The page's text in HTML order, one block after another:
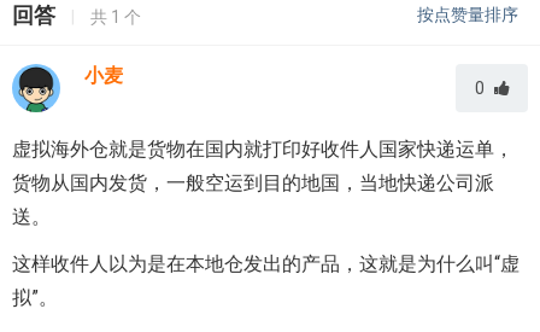
回答 | 共 1 个 按点赞量排序
小麦
0
虚拟海外仓就是货物在国内就打印好收件人国家快递运单，
货物从国内发货，一般空运到目的地国，当地快递公司派
送。
这样收件人以为是在本地仓发出的产品，这就是为什么叫“虚
拟”。